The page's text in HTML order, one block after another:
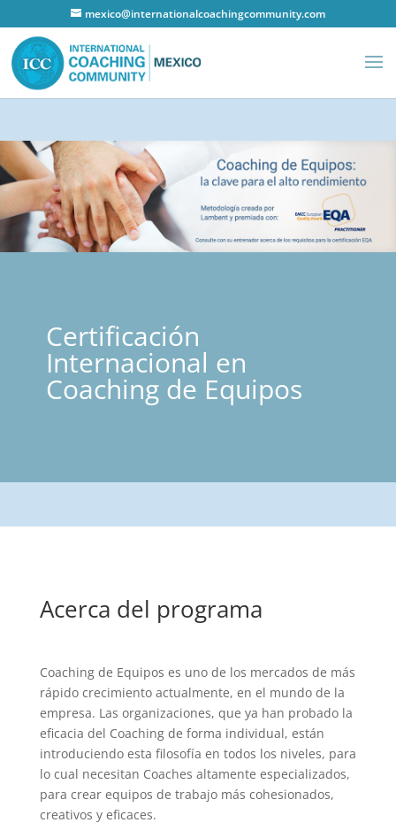
mexico@internationalcoachingcommunity.com
Certificación
Internacional en
Coaching de Equipos
Acerca del programa
Coaching de Equipos es uno de los mercados de más
rápido crecimiento actualmente, en el mundo de la
empresa. Las organizaciones, que ya han probado la
eficacia del Coaching de forma individual, están
introduciendo esta filosofía en todos los niveles, para
lo cual necesitan Coaches altamente especializados,
para crear equipos de trabajo más cohesionados,
creativos y eficaces.